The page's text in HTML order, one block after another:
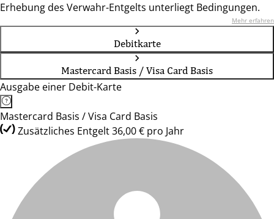
Erhebung des Verwahr-Entgelts unterliegt Bedingungen.
Mehr erfahren
Debitkarte
Mastercard Basis / Visa Card Basis
Ausgabe einer Debit-Karte
Mastercard Basis / Visa Card Basis
Zusätzliches Entgelt 36,00 € pro Jahr